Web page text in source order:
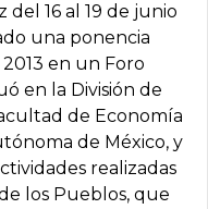
del 16 al 19 de junio
una ponencia
en un Foro
en la División de
de Economía
de México, y
realizadas
los Pueblos, que